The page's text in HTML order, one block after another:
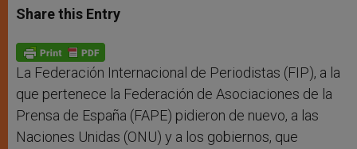
t
s
p
p
s
e
g
e
r
e
b
o
k
Share this Entry
La Federación Internacional de Periodistas (FIP), a la
que pertenece la Federación de Asociaciones de la
Prensa de España (FAPE) pidieron de nuevo, a las
Naciones Unidas (ONU) y a los gobiernos, que